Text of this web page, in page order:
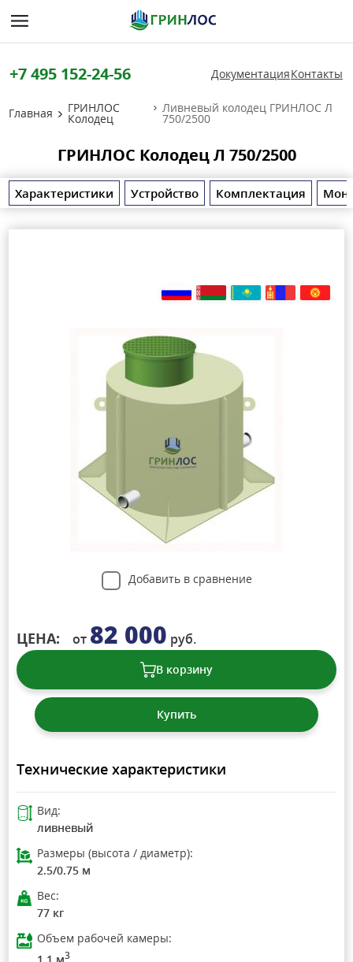
+7 495 152-24-56 ДокументацияКонтакты
Главная ГРИНЛОС
Колодец
Ливневый колодец ГРИНЛОС Л
750/2500
ГРИНЛОС Колодец Л 750/2500
Характеристики Устройство Комплектация
Добавить в сравнение
ЦЕНА: от 82 000 руб.
В корзину
Купить
Технические характеристики
Вид:
ливневый
Размеры (высота / диаметр):
2.5/0.75 м
Вес:
77 кг
Объем рабочей камеры:
1.1 м3